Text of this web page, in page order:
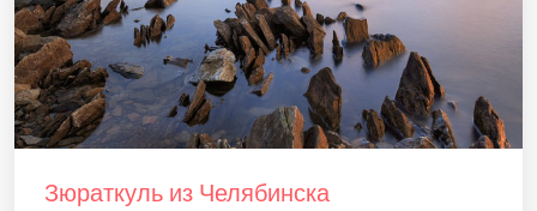
Зюраткуль из Челябинска